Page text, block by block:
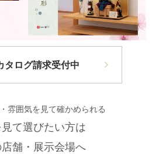
タログ請求受付中
雰囲気を見て確かめられる
て選びたい方は
舗・展示会場へ